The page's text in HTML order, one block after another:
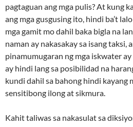
pagtaguan ang mga pulis? At kung
ang mga gusgusing ito, hindi ba’t
mga gamit mo dahil baka bigla na
naman ay nakasakay sa isang taksi,
pinamumugaran ng mga iskwater
ay hindi lang sa posibilidad na
kundi dahil sa bahong hindi kayang
sensitibong ilong at sikmura.
Kahit taliwas sa nakasulat sa